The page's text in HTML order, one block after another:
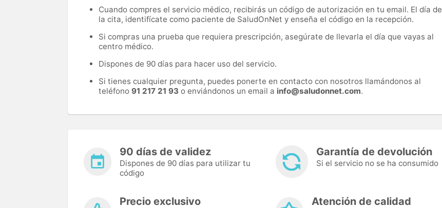
Cuando compres el servicio médico, recibirás un código de autorización en tu email. El día de
la cita, identifícate como paciente de SaludOnNet y enseña el código en la recepción.
Si compras una prueba que requiera prescripción, asegúrate de llevarla el día que vayas al
centro médico.
Dispones de 90 días para hacer uso del servicio.
Si tienes cualquier pregunta, puedes ponerte en contacto con nosotros llamándonos al
teléfono 91 217 21 93 o enviándonos un email a info@saludonnet.com.
90 días de validez
Dispones de 90 días para utilizar tu
código
Garantía de devolución
Si el servicio no se ha consumido
Precio exclusivo Atención de calidad